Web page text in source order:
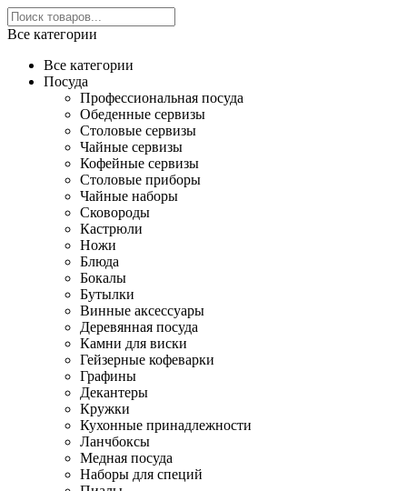
Все категории
Все категории
Посуда
Профессиональная посуда
Обеденные сервизы
Столовые сервизы
Чайные сервизы
Кофейные сервизы
Столовые приборы
Чайные наборы
Сковороды
Кастрюли
Ножи
Блюда
Бокалы
Бутылки
Винные аксессуары
Деревянная посуда
Камни для виски
Гейзерные кофеварки
Графины
Декантеры
Кружки
Кухонные принадлежности
Ланчбоксы
Медная посуда
Наборы для специй